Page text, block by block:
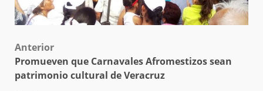
Post
navigation
Anterior
Promueven que Carnavales Afromestizos sean
patrimonio cultural de Veracruz